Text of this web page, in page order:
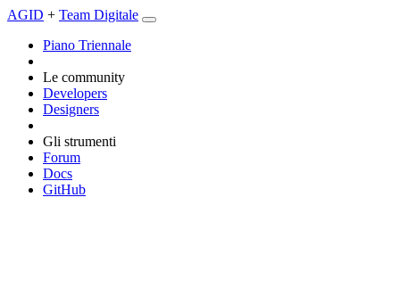
AGID + Team Digitale
Piano Triennale
Le community
Developers
Designers
Gli strumenti
Forum
Docs
GitHub